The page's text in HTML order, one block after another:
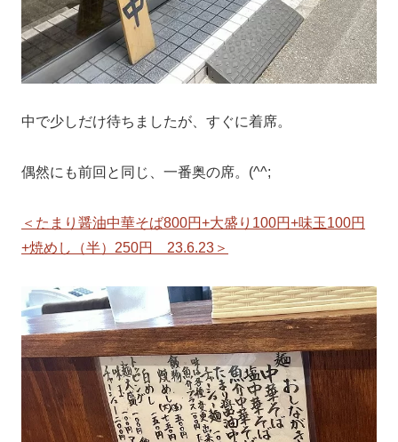
中で少しだけ待ちましたが、すぐに着席。
偶然にも前回と同じ、一番奥の席。(^^;
＜たまり醤油中華そば800円+大盛り100円+味玉100円
+焼めし（半）250円 23.6.23＞